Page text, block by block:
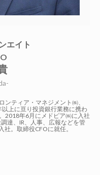
エイト
ティア・マネジメント㈱、
上に亘り投資銀行業務に携わ
2018年6月にメドピア㈱に入社
達、IR、人事、広報などを管
。取締役CFOに就任。